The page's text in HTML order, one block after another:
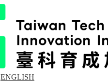
ENGLISH